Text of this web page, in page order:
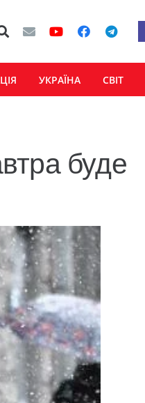
УКРАЇНА СВІТ
буде